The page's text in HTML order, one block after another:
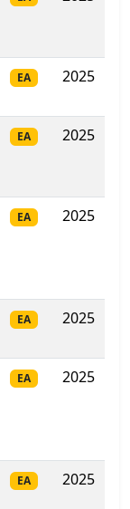
EA 2025
EA 2025
EA 2025
EA 2025
EA 2025
EA 2025